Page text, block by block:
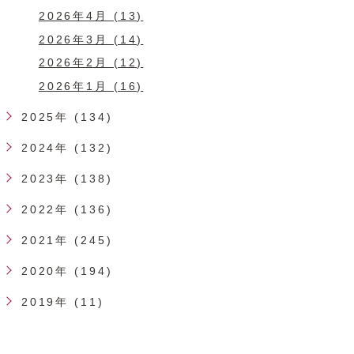
2026年4月 (13)
2026年3月 (14)
2026年2月 (12)
2026年1月 (16)
2025年 (134)
2024年 (132)
2023年 (138)
2022年 (136)
2021年 (245)
2020年 (194)
2019年 (11)